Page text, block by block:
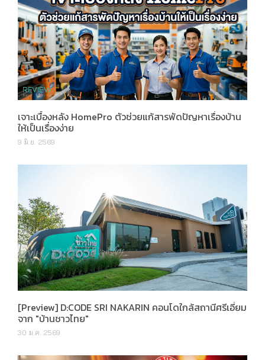
เจาะเบื้องหลัง HomePro ตัวช่วยแก้สารพัดปัญหาเรื่องบ้าน
ให้เป็นเรื่องง่าย
9 มิ.ย. 2569
[Preview] D:CODE SRI NAKARIN คอนโดใกล้สถานีศรีเอี่ยม
จาก "บ้านชาวไทย"
30 ม.ค. 2569